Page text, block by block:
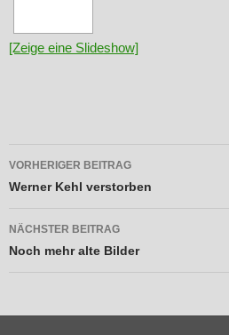
[Zeige eine Slideshow]
Beitragsnavigation
VORHERIGER BEITRAG
Werner Kehl verstorben
NÄCHSTER BEITRAG
Noch mehr alte Bilder